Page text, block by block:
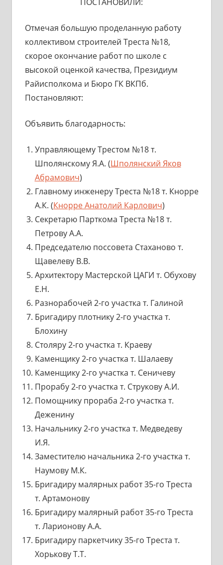
Отмечая большую проделанную работу
коллективом строителей Треста №18,
скорое окончание работ по школе с
высокой оценкой качества, Президиум
Райисполкома и Бюро ГК ВКПб.
Постановляют:
Объявить благодарность:
Управляющему Трестом №18 т.
Шполянскому Я.А. (Шполянский Яков
Абрамович)
Главному инженеру Треста №18 т. Кнорре
А.К. (Кнорре Анатолий Карлович)
Секретарю Парткома Треста №18 т.
Петрову А.А.
Председателю поссовета Стаханово т.
Щавелеву В.В.
Архитектору Мастерской ЦАГИ т. Обухову
Е.Н.
Разнорабочей 2-го участка т. Галиной
Бригадиру плотнику 2-го участка т.
Блохину
Столяру 2-го участка т. Краеву
Каменщику 2-го участка т. Шалаеву
Каменщику 2-го участка т. Сеничеву
Прорабу 2-го участка т. Струкову А.И.
Помощнику прораба 2-го участка т.
Деженину
Начальнику 2-го участка т. Медведеву
И.Я.
Заместителю начальника 2-го участка т.
Наумову М.К.
Бригадиру малярных работ 35-го Треста
т. Артамонову
Бригадиру малярный работ 35-го Треста
т. Ларионову А.А.
Бригадиру паркетчику 35-го Треста т.
Хорькову Т.Т.